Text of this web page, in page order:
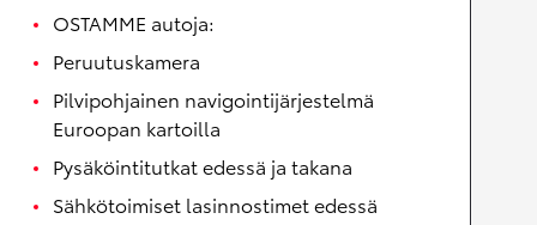
OSTAMME autoja:
Peruutuskamera
Pilvipohjainen navigointijärjestelmä
Euroopan kartoilla
Pysäköintitutkat edessä ja takana
Sähkötoimiset lasinnostimet edessä